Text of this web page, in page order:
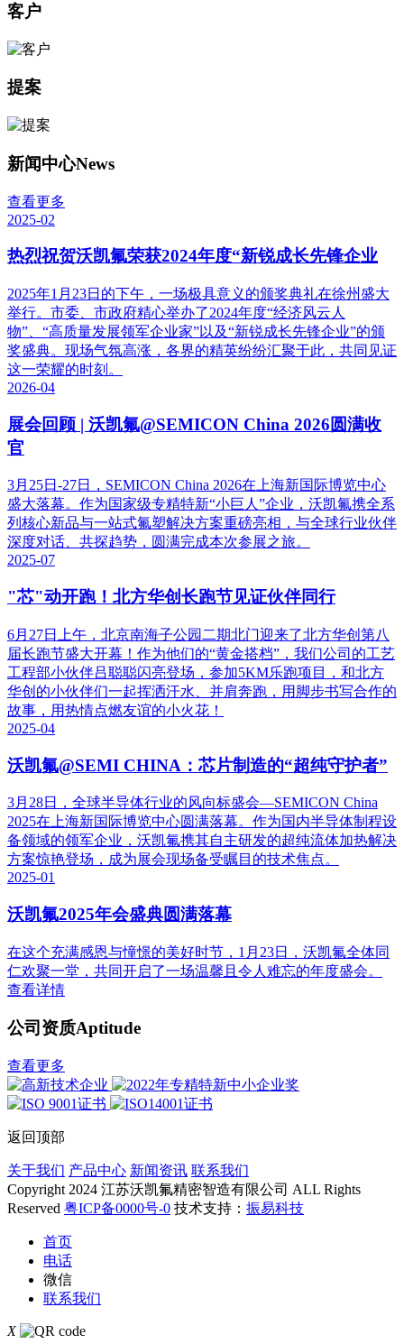
客户
提案
新闻中心News
查看更多
2025-02
热烈祝贺沃凯氟荣获2024年度“新锐成长先锋企业
2025年1月23日的下午，一场极具意义的颁奖典礼在徐州盛大
举行。市委、市政府精心举办了2024年度“经济风云人
物”、“高质量发展领军企业家”以及“新锐成长先锋企业”的颁
奖盛典。现场气氛高涨，各界的精英纷纷汇聚于此，共同见证
这一荣耀的时刻。
2026-04
展会回顾 | 沃凯氟@SEMICON China 2026圆满收
官
3月25日-27日，SEMICON China 2026在上海新国际博览中心
盛大落幕。作为国家级专精特新“小巨人”企业，沃凯氟携全系
列核心新品与一站式氟塑解决方案重磅亮相，与全球行业伙伴
深度对话、共探趋势，圆满完成本次参展之旅。
2025-07
"芯"动开跑！北方华创长跑节见证伙伴同行
6月27日上午，北京南海子公园二期北门迎来了北方华创第八
届长跑节盛大开幕！作为他们的“黄金搭档”，我们公司的工艺
工程部小伙伴吕聪聪闪亮登场，参加5KM乐跑项目，和北方
华创的小伙伴们一起挥洒汗水、并肩奔跑，用脚步书写合作的
故事，用热情点燃友谊的小火花！
2025-04
沃凯氟@SEMI CHINA：芯片制造的“超纯守护者”
3月28日，全球半导体行业的风向标盛会—SEMICON China
2025在上海新国际博览中心圆满落幕。作为国内半导体制程设
备领域的领军企业，沃凯氟携其自主研发的超纯流体加热解决
方案惊艳登场，成为展会现场备受瞩目的技术焦点。
2025-01
沃凯氟2025年会盛典圆满落幕
在这个充满感恩与憧憬的美好时节，1月23日，沃凯氟全体同
仁欢聚一堂，共同开启了一场温馨且令人难忘的年度盛会。
查看详情
公司资质Aptitude
查看更多
返回顶部
关于我们 产品中心 新闻资讯 联系我们
Copyright 2024 江苏沃凯氟精密智造有限公司 ALL Rights
Reserved 粤ICP备0000号-0 技术支持： 振易科技
首页
电话
微信
联系我们
X